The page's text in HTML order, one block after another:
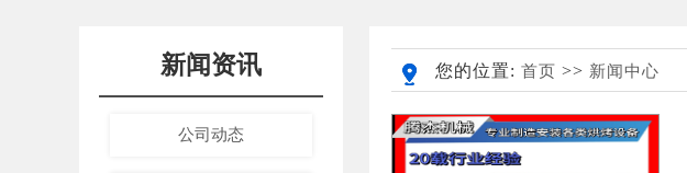
新闻资讯
公司动态
您的位置: 首页 >> 新闻中心